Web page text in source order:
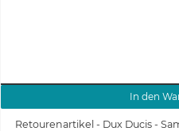
In den
Retourenartikel - Dux Ducis -